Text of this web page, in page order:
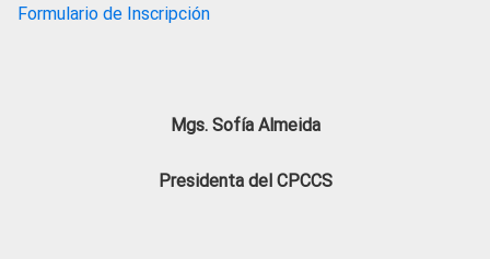
Formulario de Inscripción
Mgs. Sofía Almeida
Presidenta del CPCCS